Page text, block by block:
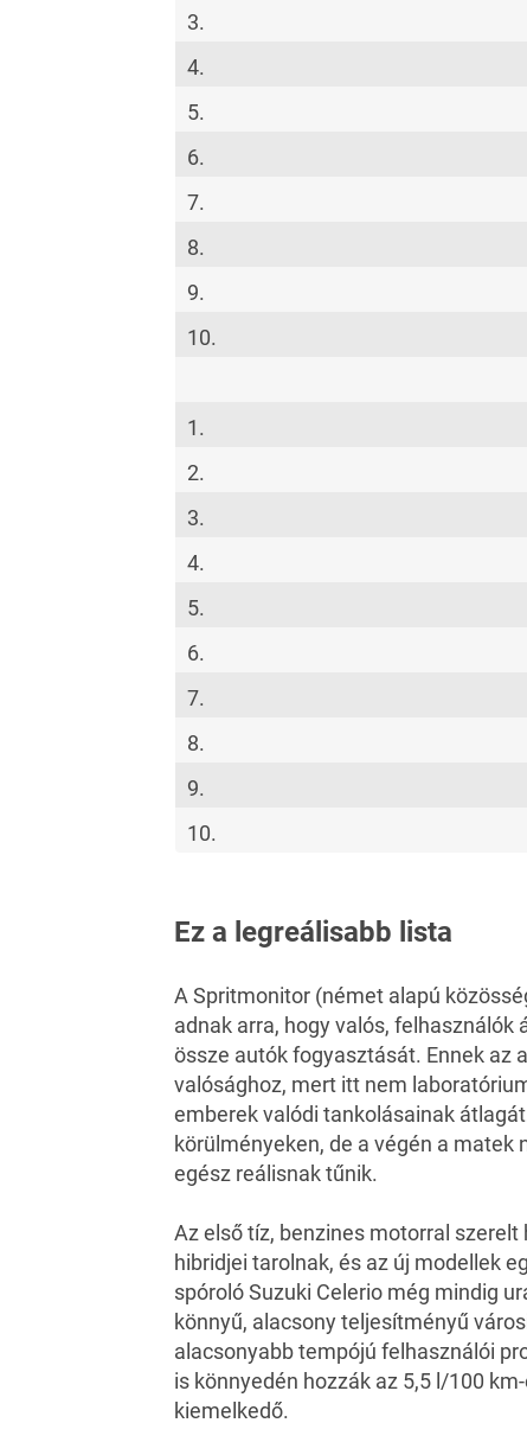
3.
4.
5.
6.
7.
8.
9.
10.
1.
2.
3.
4.
5.
6.
7.
8.
9.
10.
Ez a legreálisabb lista
A Spritmonitor (német alapú
adnak arra, hogy valós,
össze autók fogyasztását. Ennek az
valósághoz, mert itt nem
emberek valódi tankolásainak
körülményeken, de a végén a matek
egész reálisnak tűnik.
Az első tíz, benzines motorral
hibridjei tarolnak, és az új modellek
spóroló Suzuki Celerio még mindig
könnyű, alacsony teljesítményű
alacsonyabb tempójú felhasználói
is könnyedén hozzák az 5,5 l/100
kiemelkedő.